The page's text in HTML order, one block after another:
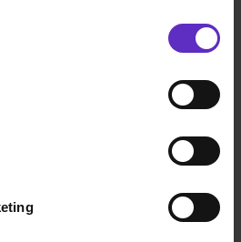
getroffenen Einstellungen zu
(„Statistiken“), um
Verwendung unserer Website an
und um Inhalte und Anzeigen zu
Großhandel
gehört zu den führenden